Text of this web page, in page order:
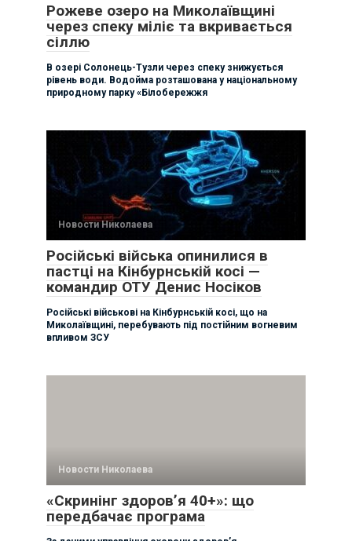
Рожеве озеро на Миколаївщині
через спеку міліє та вкривається
сіллю
В озері Солонець-Тузли через спеку знижується
рівень води. Водойма розташована у національному
природному парку «Білобережжя
Новости Николаева
Російські війська опинилися в
пастці на Кінбурнській косі —
командир ОТУ Денис Носіков
Російські військові на Кінбурнській косі, що на
Миколаївщині, перебувають під постійним вогневим
впливом ЗСУ
Новости Николаева
«Скринінг здоров’я 40+»: що
передбачає програма